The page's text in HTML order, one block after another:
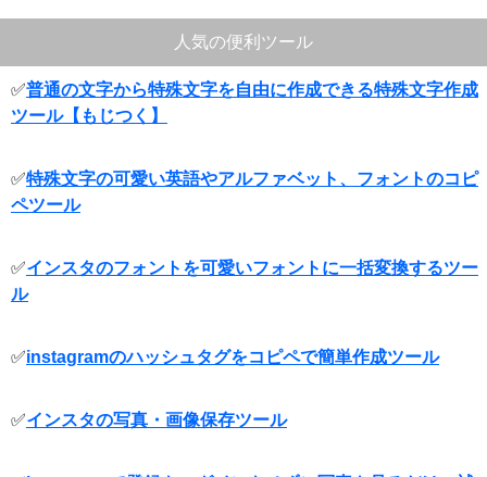
人気の便利ツール
✅普通の文字から特殊文字を自由に作成できる特殊文字作成
ツール【もじつく】
✅特殊文字の可愛い英語やアルファベット、フォントのコピ
ペツール
✅インスタのフォントを可愛いフォントに一括変換するツー
ル
✅instagramのハッシュタグをコピペで簡単作成ツール
✅インスタの写真・画像保存ツール